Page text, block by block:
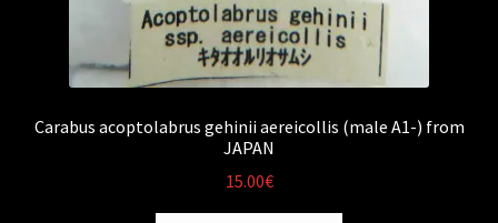
Carabus acoptolabrus gehinii aereicollis (male A1-) from
JAPAN
15.00€